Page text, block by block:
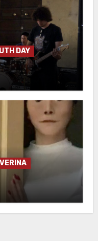
DAY